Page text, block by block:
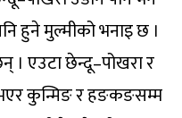
हुने मुल्मीको भनाइ छ ।
। एउटा छेन्दू–पोखरा र
कुन्मिङ र हङकङसम्म